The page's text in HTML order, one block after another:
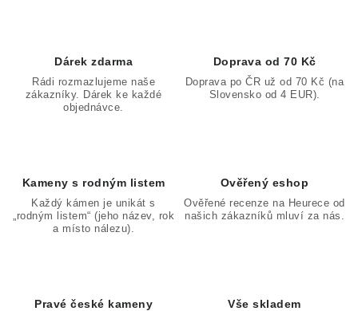
y
Dárek zdarma
Rádi rozmazlujeme naše
zákazníky. Dárek ke každé
objednávce.
Doprava od 70 Kč
Doprava po ČR už od 70 Kč (na
Slovensko od 4 EUR).
Kameny s rodným listem
Každý kámen je unikát s
„rodným listem“ (jeho název, rok
a místo nálezu).
Ověřený eshop
Ověřené recenze na Heurece od
našich zákazníků mluví za nás.
Pravé české kameny Vše skladem